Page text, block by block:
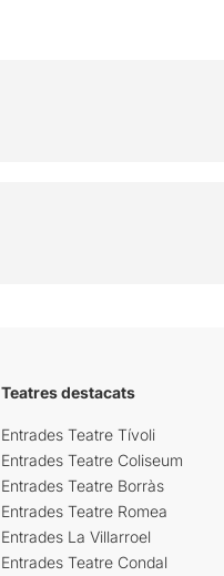
Teatres destacats
Entrades Teatre Tívoli
Entrades Teatre Coliseum
Entrades Teatre Borràs
Entrades Teatre Romea
Entrades La Villarroel
Entrades Teatre Condal